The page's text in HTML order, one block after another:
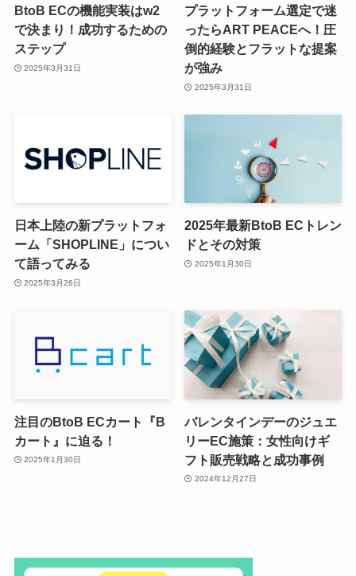
BtoB ECの機能実装はw2
で決まり！成功するための
ステップ
2025年3月31日
プラットフォーム選定で迷
ったらART PEACEへ！圧
倒的経験とフラットな提案
が強み
2025年3月31日
日本上陸の新プラットフォ
ーム「SHOPLINE」につい
て語ってみる
2025年3月26日
2025年最新BtoB ECトレン
ドとその対策
2025年1月30日
注目のBtoB ECカート『B
カート』に迫る！
2025年1月30日
バレンタインデーのジュエ
リーEC施策：女性向けギ
フト販売戦略と成功事例
2024年12月27日